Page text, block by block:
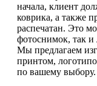
начала, клиент
коврика, а также
распечатан. Это
фотоснимок, так
Мы предлагаем
принтом,
по вашему выбору.